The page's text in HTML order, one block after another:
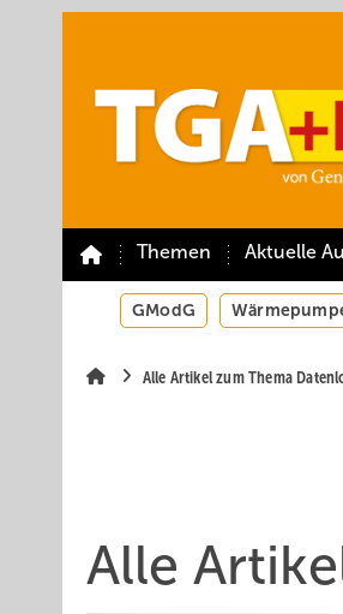
Themen Aktuelle
GModG
Alle Artikel zum Thema
Alle